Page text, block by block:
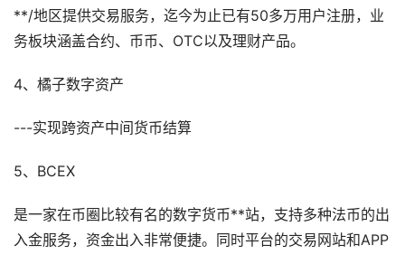
**/地区提供交易服务，迄今为止已有50多万用户注册，业
务板块涵盖合约、币币、OTC以及理财产品。
4、橘子数字资产
---实现跨资产中间货币结算
5、BCEX
是一家在币圈比较有名的数字货币**站，支持多种法币的出
入金服务，资金出入非常便捷。同时平台的交易网站和APP